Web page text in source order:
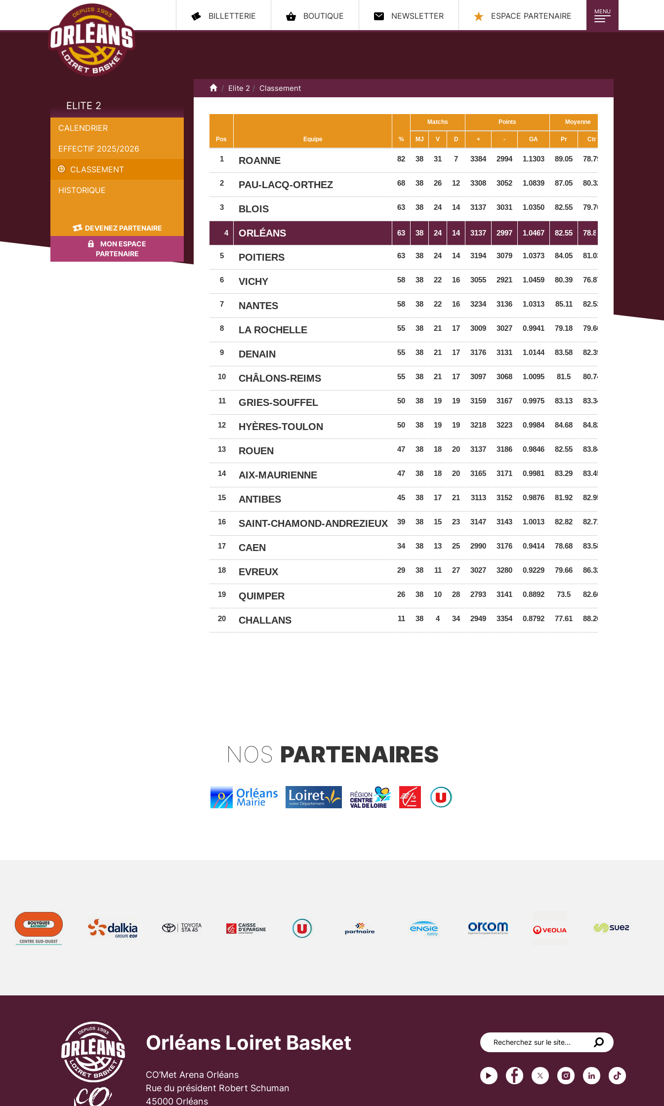
MENU
BILLETTERIE BOUTIQUE NEWSLETTER ESPACE PARTENAIRE
ELITE 2
CALENDRIER
EFFECTIF 2025/2026
CLASSEMENT
HISTORIQUE
DEVENEZ PARTENAIRE
MON ESPACE
PARTENAIRE
Accueil
Elite 2 Classement
Pos Equipe %
Matchs Points Moyenne
MJ V D + - GA Pr Ctr
1 ROANNE 82 38 31 7 3384 2994 1.1303 89.05 78.79
2 PAU-LACQ-ORTHEZ 68 38 26 12 3308 3052 1.0839 87.05 80.32
3 BLOIS 63 38 24 14 3137 3031 1.0350 82.55 79.76
4 ORLÉANS 63 38 24 14 3137 2997 1.0467 82.55 78.87
5 POITIERS 63 38 24 14 3194 3079 1.0373 84.05 81.03
6 VICHY 58 38 22 16 3055 2921 1.0459 80.39 76.87
7 NANTES 58 38 22 16 3234 3136 1.0313 85.11 82.53
8 LA ROCHELLE 55 38 21 17 3009 3027 0.9941 79.18 79.66
9 DENAIN 55 38 21 17 3176 3131 1.0144 83.58 82.39
10 CHÂLONS-REIMS 55 38 21 17 3097 3068 1.0095 81.5 80.74
11 GRIES-SOUFFEL 50 38 19 19 3159 3167 0.9975 83.13 83.34
12 HYÈRES-TOULON 50 38 19 19 3218 3223 0.9984 84.68 84.82
13 ROUEN 47 38 18 20 3137 3186 0.9846 82.55 83.84
14 AIX-MAURIENNE 47 38 18 20 3165 3171 0.9981 83.29 83.45
15 ANTIBES 45 38 17 21 3113 3152 0.9876 81.92 82.95
16 SAINT-CHAMOND-ANDREZIEUX 39 38 15 23 3147 3143 1.0013 82.82 82.71
17 CAEN 34 38 13 25 2990 3176 0.9414 78.68 83.58
18 EVREUX 29 38 11 27 3027 3280 0.9229 79.66 86.32
19 QUIMPER 26 38 10 28 2793 3141 0.8892 73.5 82.66
20 CHALLANS 11 38 4 34 2949 3354 0.8792 77.61 88.26
NOS PARTENAIRES
Orléans Loiret Basket
CO’Met Arena Orléans
Rue du président Robert Schuman
45000 Orléans